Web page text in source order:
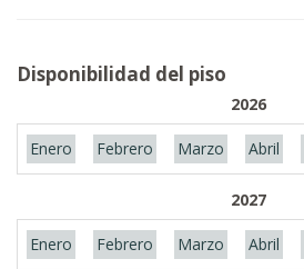
Disponibilidad del piso
2026
Enero Febrero Marzo Abril
2027
Enero Febrero Marzo Abril